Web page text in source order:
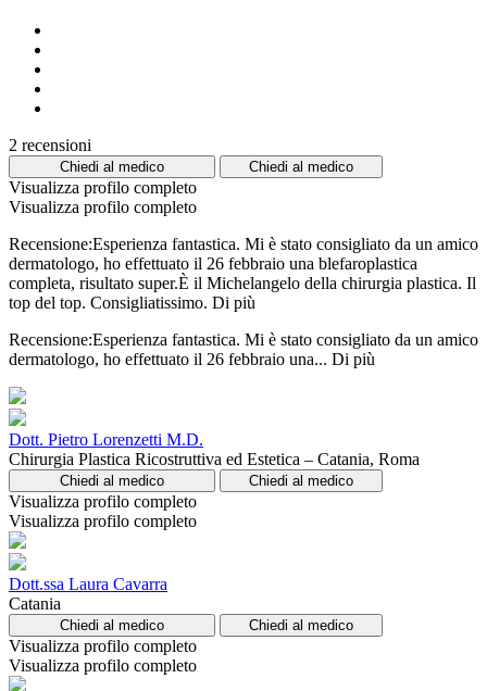
2 recensioni
Chiedi al medico Chiedi al medico
Visualizza profilo completo
Visualizza profilo completo
Recensione:Esperienza fantastica. Mi è stato consigliato da un amico
dermatologo, ho effettuato il 26 febbraio una blefaroplastica
completa, risultato super.È il Michelangelo della chirurgia plastica. Il
top del top. Consigliatissimo. Di più
Recensione:Esperienza fantastica. Mi è stato consigliato da un amico
dermatologo, ho effettuato il 26 febbraio una... Di più
Dott. Pietro Lorenzetti M.D.
Chirurgia Plastica Ricostruttiva ed Estetica – Catania, Roma
Chiedi al medico Chiedi al medico
Visualizza profilo completo
Visualizza profilo completo
Dott.ssa Laura Cavarra
Catania
Chiedi al medico Chiedi al medico
Visualizza profilo completo
Visualizza profilo completo